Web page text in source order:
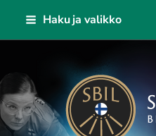
Siirry
Haku ja valikko